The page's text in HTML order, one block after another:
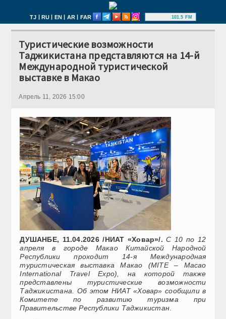
TJ | RU | EN | AR | FAR 101.5 FM
Туристические возможности
Таджикистана представляются на 14-й
Международной туристической
выставке в Макао
Апрель 11, 2026 15:00
ДУШАНБЕ, 11.04.2026 /НИАТ «Ховар»/. С 10 по 12
апреля в городе Макао Китайской Народной
Республики проходит 14-я Международная
туристическая выставка Макао (MITE – Macao
International Travel Expo), на которой также
представлены туристические возможности
Таджикистана. Об этом НИАТ «Ховар» сообщили в
Комитете по развитию туризма при
Правительстве Республики Таджикистан.